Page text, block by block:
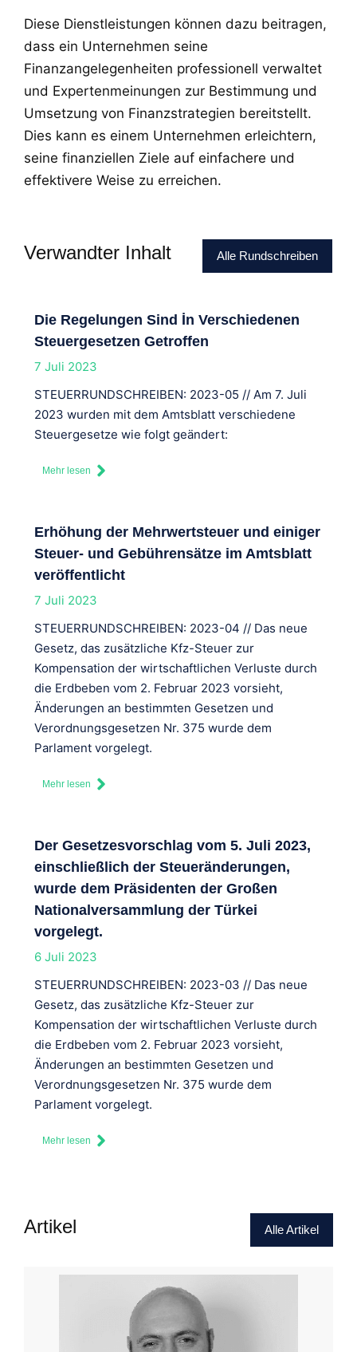
Diese Dienstleistungen können dazu beitragen,
dass ein Unternehmen seine
Finanzangelegenheiten professionell verwaltet
und Expertenmeinungen zur Bestimmung und
Umsetzung von Finanzstrategien bereitstellt.
Dies kann es einem Unternehmen erleichtern,
seine finanziellen Ziele auf einfachere und
effektivere Weise zu erreichen.
Verwandter Inhalt Alle Rundschreiben
Die Regelungen Sind İn Verschiedenen
Steuergesetzen Getroffen
7 Juli 2023
STEUERRUNDSCHREIBEN: 2023-05 // Am 7. Juli
2023 wurden mit dem Amtsblatt verschiedene
Steuergesetze wie folgt geändert:
Mehr lesen
Erhöhung der Mehrwertsteuer und einiger
Steuer- und Gebührensätze im Amtsblatt
veröffentlicht
7 Juli 2023
STEUERRUNDSCHREIBEN: 2023-04 // Das neue
Gesetz, das zusätzliche Kfz-Steuer zur
Kompensation der wirtschaftlichen Verluste durch
die Erdbeben vom 2. Februar 2023 vorsieht,
Änderungen an bestimmten Gesetzen und
Verordnungsgesetzen Nr. 375 wurde dem
Parlament vorgelegt.
Mehr lesen
Der Gesetzesvorschlag vom 5. Juli 2023,
einschließlich der Steueränderungen,
wurde dem Präsidenten der Großen
Nationalversammlung der Türkei
vorgelegt.
6 Juli 2023
STEUERRUNDSCHREIBEN: 2023-03 // Das neue
Gesetz, das zusätzliche Kfz-Steuer zur
Kompensation der wirtschaftlichen Verluste durch
die Erdbeben vom 2. Februar 2023 vorsieht,
Änderungen an bestimmten Gesetzen und
Verordnungsgesetzen Nr. 375 wurde dem
Parlament vorgelegt.
Mehr lesen
Artikel Alle Artikel